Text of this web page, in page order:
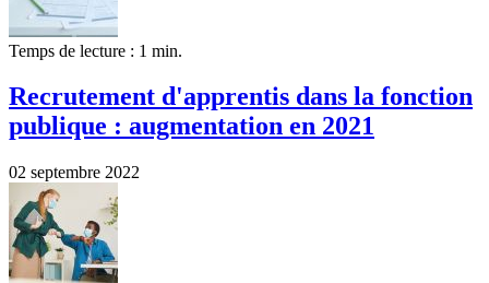
Temps de lecture : 1 min.
Recrutement d'apprentis dans la fonction
publique : augmentation en 2021
02 septembre 2022